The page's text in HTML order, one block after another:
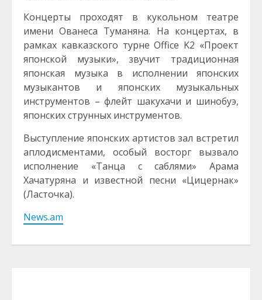
Концерты проходят в кукольном театре
имени Ованеса Туманяна. На концертах, в
рамках кавказского турне Office K2 «Проект
японской музыки», звучит традиционная
японская музыка в исполнении японских
музыкантов и японских музыкальных
инструментов – флейт шакухачи и шинобуэ,
японских струнных инструментов.
Выступление японских артистов зал встретил
аплодисментами, особый восторг вызвало
исполнение «Танца с саблями» Арама
Хачатуряна и известной песни «Цицернак»
(Ласточка).
News.am